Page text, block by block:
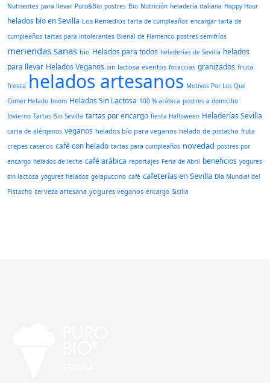
Nutrientes para llevar Puro&Bio postres Bio Nutrición heladería italiana Happy Hour
helados bío en Sevilla Los Remedios tarta de cumpleaños encargar tarta de
cumpleaños tartas para intolerantes Bienal de Flamenco postres semifríos
meriendas sanas bio Helados para todos heladerías de Sevilla helados
para llevar Helados Veganos sin lactosa eventos focaccias granizados fruta
fresca helados artesanos Motivos Por Los Que
Comer Helado boom Helados Sin Lactosa 100 % arábica postres a domicilio
Invierno Tartas Bio Sevilla tartas por encargo fiesta Halloween Heladerías Sevilla
carta de alérgenos veganos helados bío para veganos helado de pistacho fruta
crepes caseros café con helado tartas para cumpleaños novedad postres por
encargo helados de leche café arábica reportajes Feria de Abril beneficios yogures
sin lactosa yogures helados gelapuccino café cafeterías en Sevilla Día Mundial del
Pistacho cerveza artesana yogures veganos encargo Sicilia